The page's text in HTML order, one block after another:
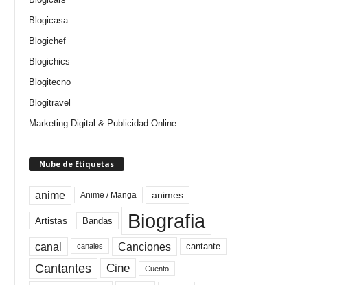
Blogicasa
Blogichef
Blogichics
Blogitecno
Blogitravel
Marketing Digital & Publicidad Online
Nube de Etiquetas
anime Anime / Manga animes
Artistas Bandas Biografia
canal canales Canciones cantante
Cantantes Cine Cuento